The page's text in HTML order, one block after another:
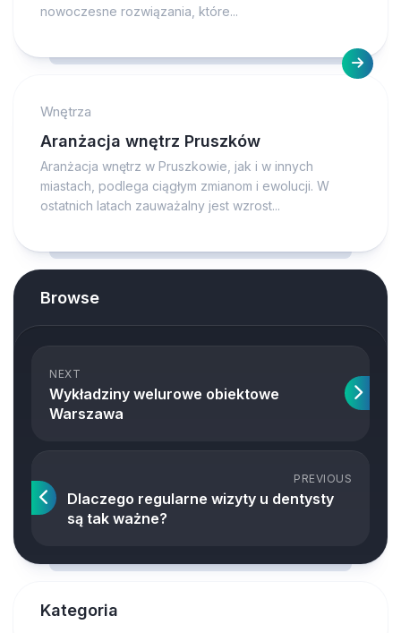
nowoczesne rozwiązania, które...
Wnętrza
Aranżacja wnętrz Pruszków
Aranżacja wnętrz w Pruszkowie, jak i w innych
miastach, podlega ciągłym zmianom i ewolucji. W
ostatnich latach zauważalny jest wzrost...
Browse
NEXT
Wykładziny welurowe obiektowe
Warszawa
PREVIOUS
Dlaczego regularne wizyty u dentysty
są tak ważne?
Kategoria